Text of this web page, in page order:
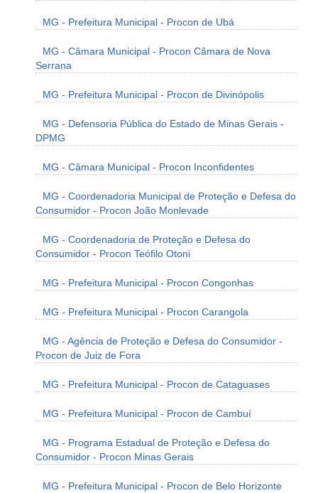
MG - Prefeitura Municipal - Procon de Ubá
MG - Câmara Municipal - Procon Câmara de Nova
Serrana
MG - Prefeitura Municipal - Procon de Divinópolis
MG - Defensoria Pública do Estado de Minas Gerais -
DPMG
MG - Câmara Municipal - Procon Inconfidentes
MG - Coordenadoria Municipal de Proteção e Defesa do
Consumidor - Procon João Monlevade
MG - Coordenadoria de Proteção e Defesa do
Consumidor - Procon Teófilo Otoni
MG - Prefeitura Municipal - Procon Congonhas
MG - Prefeitura Municipal - Procon Carangola
MG - Agência de Proteção e Defesa do Consumidor -
Procon de Juiz de Fora
MG - Prefeitura Municipal - Procon de Cataguases
MG - Prefeitura Municipal - Procon de Cambuí
MG - Programa Estadual de Proteção e Defesa do
Consumidor - Procon Minas Gerais
MG - Prefeitura Municipal - Procon de Belo Horizonte